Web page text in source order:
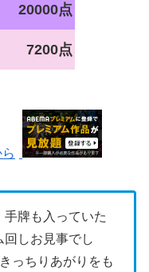
20000点
7200点
牌も入っていた
回しお見事でし
っちりあがりをも